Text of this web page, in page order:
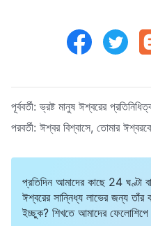
পূর্ববর্তী:ভ্রষ্ট মানুষ ঈশ্বরের
পরবর্তী: ঈশ্বর বিশ্বাসে, তোমার
প্রতিদিন আমাদের কাছে 24
ঈশ্বরের সান্নিধ্য লাভের জন্য তাঁর
ইচ্ছুক? শিখতে আমাদের